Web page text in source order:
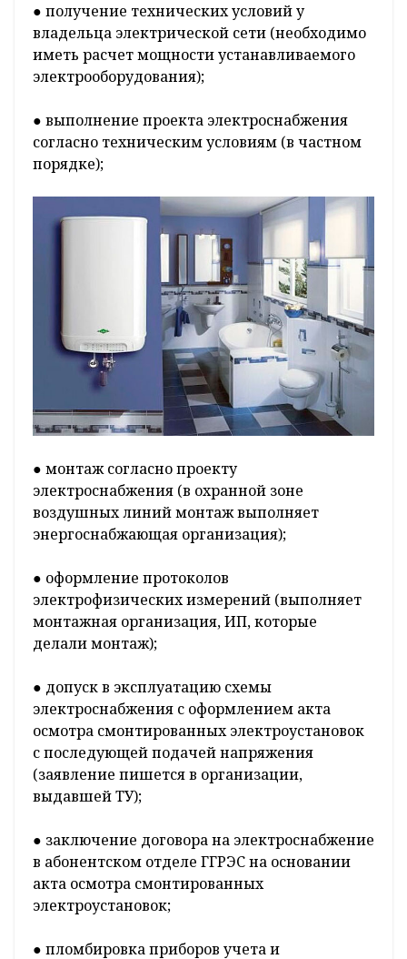
● получение технических условий у
владельца электрической сети (необходимо
иметь расчет мощности устанавливаемого
электрооборудования);
● выполнение проекта электроснабжения
согласно техническим условиям (в частном
порядке);
● монтаж согласно проекту
электроснабжения (в охранной зоне
воздушных линий монтаж выполняет
энергоснабжающая организация);
● оформление протоколов
электрофизических измерений (выполняет
монтажная организация, ИП, которые
делали монтаж);
● допуск в эксплуатацию схемы
электроснабжения с оформлением акта
осмотра смонтированных электроустановок
с последующей подачей напряжения
(заявление пишется в организации,
выдавшей ТУ);
● заключение договора на электроснабжение
в абонентском отделе ГГРЭС на основании
акта осмотра смонтированных
электроустановок;
● пломбировка приборов учета и